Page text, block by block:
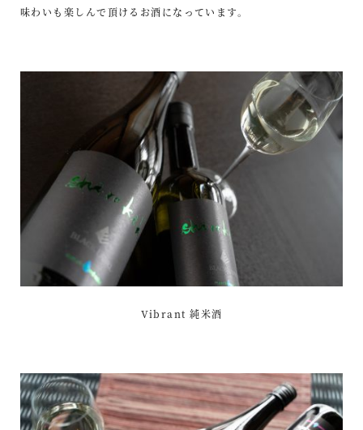
味わいも楽しんで頂けるお酒になっています。
Vibrant 純米酒